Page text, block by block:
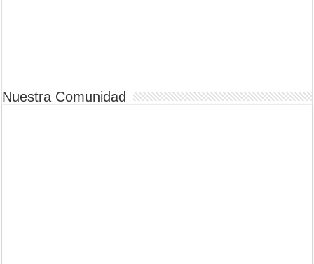
Nuestra Comunidad